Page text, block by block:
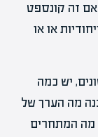
זה קונספט
או או
יש כמה
מה הערך של
מה המתחרים